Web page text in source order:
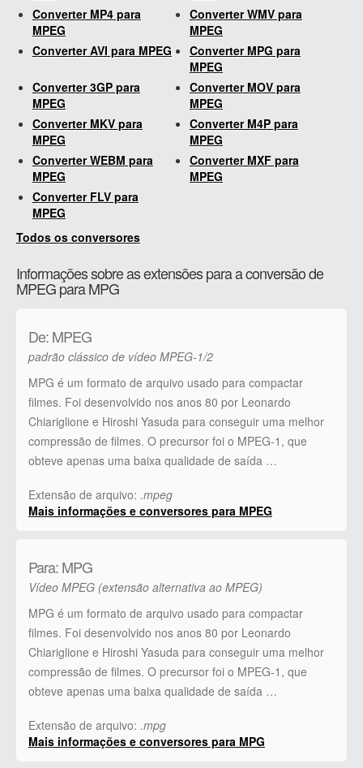
Converter MP4 para
MPEG
Converter WMV para
MPEG
Converter AVI para MPEG
Converter MPG para
MPEG
Converter 3GP para
MPEG
Converter MOV para
MPEG
Converter MKV para
MPEG
Converter M4P para
MPEG
Converter WEBM para
MPEG
Converter MXF para
MPEG
Converter FLV para
MPEG
Todos os conversores
Informações sobre as extensões para a conversão de
MPEG para MPG
De: MPEG
padrão clássico de vídeo MPEG-1/2
MPG é um formato de arquivo usado para compactar
filmes. Foi desenvolvido nos anos 80 por Leonardo
Chiariglione e Hiroshi Yasuda para conseguir uma melhor
compressão de filmes. O precursor foi o MPEG-1, que
obteve apenas uma baixa qualidade de saída …
Extensão de arquivo: .mpeg
Mais informações e conversores para MPEG
Para: MPG
Vídeo MPEG (extensão alternativa ao MPEG)
MPG é um formato de arquivo usado para compactar
filmes. Foi desenvolvido nos anos 80 por Leonardo
Chiariglione e Hiroshi Yasuda para conseguir uma melhor
compressão de filmes. O precursor foi o MPEG-1, que
obteve apenas uma baixa qualidade de saída …
Extensão de arquivo: .mpg
Mais informações e conversores para MPG